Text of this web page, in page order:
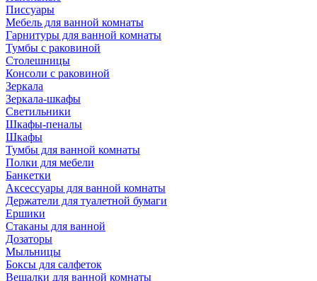
Писсуары
Мебель для ванной комнаты
Гарнитуры для ванной комнаты
Тумбы с раковиной
Столешницы
Консоли с раковиной
Зеркала
Зеркала-шкафы
Светильники
Шкафы-пеналы
Шкафы
Тумбы для ванной комнаты
Полки для мебели
Банкетки
Аксессуары для ванной комнаты
Держатели для туалетной бумаги
Ершики
Стаканы для ванной
Дозаторы
Мыльницы
Боксы для салфеток
Вешалки для ванной комнаты